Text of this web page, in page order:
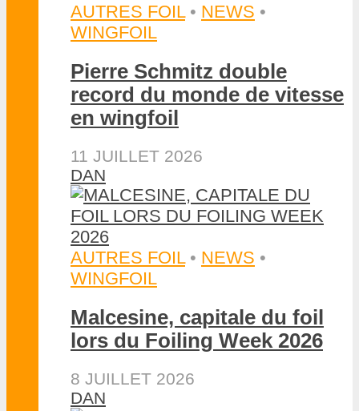
AUTRES FOIL • NEWS •
WINGFOIL
Pierre Schmitz double
record du monde de vitesse
en wingfoil
11 JUILLET 2026
DAN
AUTRES FOIL • NEWS •
WINGFOIL
Malcesine, capitale du foil
lors du Foiling Week 2026
8 JUILLET 2026
DAN